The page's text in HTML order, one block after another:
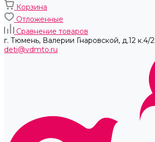
Корзина
Отложенные
Сравнение товаров
г. Тюмень, ​Валерии Гнаровской, д.12 к.4/2
deti@vdmto.ru